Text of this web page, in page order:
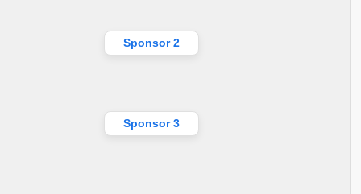
Sponsor 2
Sponsor 3